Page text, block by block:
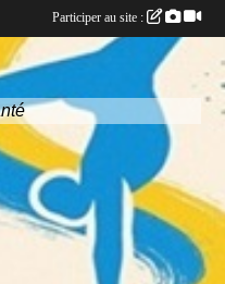
Participer au site :